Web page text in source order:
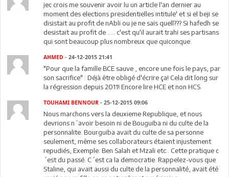
jec crois me souvenir avoir lu un article l'an dernier au
moment des elections presidentielles intitule' et si el beji se
disistait au profit de nAbli ou je ne sais quell??? Si hafedh se
desistait au profit de ..... c'est qu'il aurait trahi ses partisans
qui sont beaucoup plus nombreux que quiconque.
AHMED - 24-12-2015 21:41
"Pour que la famille BCE sauve , encore une fois le pays, par
son sacrifice" : Déjà être obligé d'écrire ça! Cela dit long sur
la régression depuis 2011! Encore lire HCE et non HCS.
TOUHAMI BENNOUR - 25-12-2015 09:06
Nous marchons vers la deuxieme Republique, et nous
devrions n´avoir besoin ni de Bouguiba ni du culte de la
personnalite. Bourguiba avait du culte de sa personne
seulement, même ses collaborateurs étaient injustement
repudiés, Exemple: Ben Salah et Mzali etc.. Cette pratique c
´est du passé. C´est ca la democratie. Rappelez-vous que
Staline, qui avait aussi du culte de la personnalité, avait été